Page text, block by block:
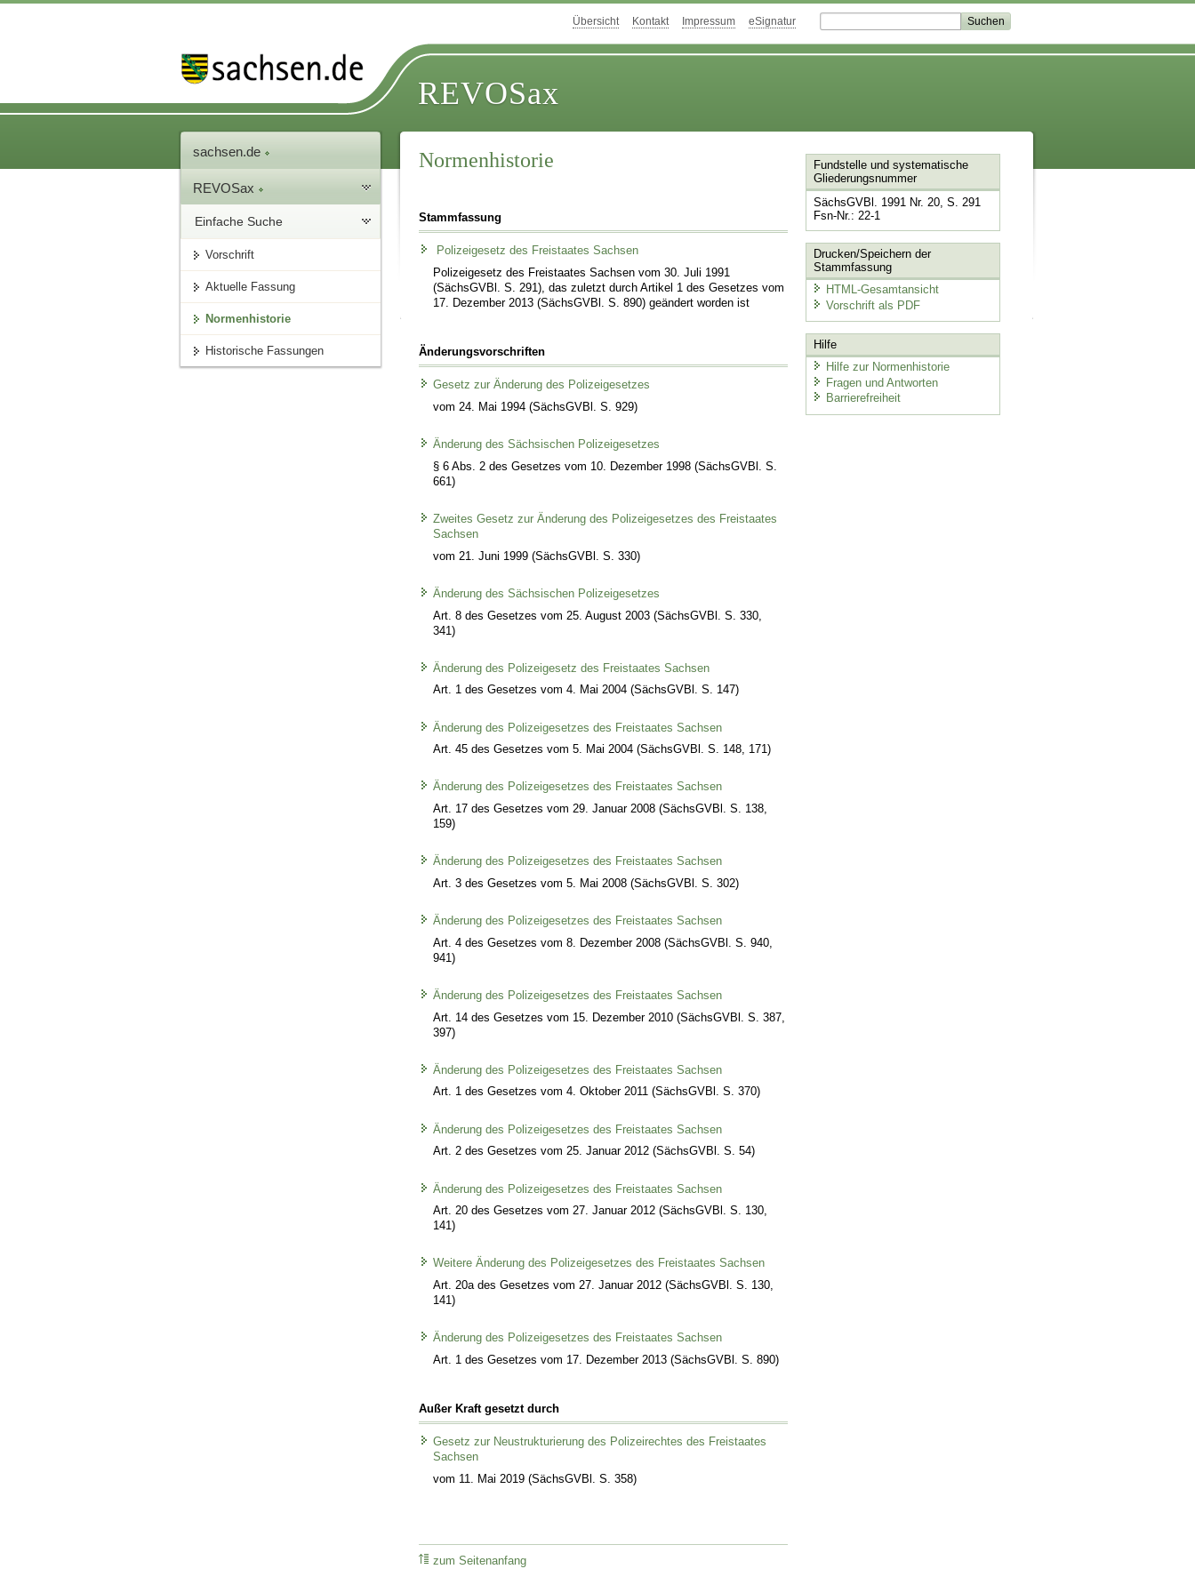
Übersicht Kontakt Impressum eSignatur
REVOSax
sachsen.de
REVOSax
Einfache Suche
Vorschrift
Aktuelle Fassung
Normenhistorie
Historische Fassungen
Normenhistorie
Stammfassung
Polizeigesetz des Freistaates Sachsen
Polizeigesetz des Freistaates Sachsen vom 30. Juli 1991
(SächsGVBl. S. 291), das zuletzt durch Artikel 1 des Gesetzes vom
17. Dezember 2013 (SächsGVBl. S. 890) geändert worden ist
Änderungsvorschriften
Gesetz zur Änderung des Polizeigesetzes
vom 24. Mai 1994 (SächsGVBl. S. 929)
Änderung des Sächsischen Polizeigesetzes
§ 6 Abs. 2 des Gesetzes vom 10. Dezember 1998 (SächsGVBl. S.
661)
Zweites Gesetz zur Änderung des Polizeigesetzes des Freistaates
Sachsen
vom 21. Juni 1999 (SächsGVBl. S. 330)
Änderung des Sächsischen Polizeigesetzes
Art. 8 des Gesetzes vom 25. August 2003 (SächsGVBl. S. 330,
341)
Änderung des Polizeigesetz des Freistaates Sachsen
Art. 1 des Gesetzes vom 4. Mai 2004 (SächsGVBl. S. 147)
Änderung des Polizeigesetzes des Freistaates Sachsen
Art. 45 des Gesetzes vom 5. Mai 2004 (SächsGVBl. S. 148, 171)
Änderung des Polizeigesetzes des Freistaates Sachsen
Art. 17 des Gesetzes vom 29. Januar 2008 (SächsGVBl. S. 138,
159)
Änderung des Polizeigesetzes des Freistaates Sachsen
Art. 3 des Gesetzes vom 5. Mai 2008 (SächsGVBl. S. 302)
Änderung des Polizeigesetzes des Freistaates Sachsen
Art. 4 des Gesetzes vom 8. Dezember 2008 (SächsGVBl. S. 940,
941)
Änderung des Polizeigesetzes des Freistaates Sachsen
Art. 14 des Gesetzes vom 15. Dezember 2010 (SächsGVBl. S. 387,
397)
Änderung des Polizeigesetzes des Freistaates Sachsen
Art. 1 des Gesetzes vom 4. Oktober 2011 (SächsGVBl. S. 370)
Änderung des Polizeigesetzes des Freistaates Sachsen
Art. 2 des Gesetzes vom 25. Januar 2012 (SächsGVBl. S. 54)
Änderung des Polizeigesetzes des Freistaates Sachsen
Art. 20 des Gesetzes vom 27. Januar 2012 (SächsGVBl. S. 130,
141)
Weitere Änderung des Polizeigesetzes des Freistaates Sachsen
Art. 20a des Gesetzes vom 27. Januar 2012 (SächsGVBl. S. 130,
141)
Änderung des Polizeigesetzes des Freistaates Sachsen
Art. 1 des Gesetzes vom 17. Dezember 2013 (SächsGVBl. S. 890)
Außer Kraft gesetzt durch
Gesetz zur Neustrukturierung des Polizeirechtes des Freistaates
Sachsen
vom 11. Mai 2019 (SächsGVBl. S. 358)
zum Seitenanfang
Fundstelle und systematische
Gliederungsnummer
SächsGVBl. 1991 Nr. 20, S. 291
Fsn-Nr.: 22-1
Drucken/Speichern der
Stammfassung
HTML-Gesamtansicht
Vorschrift als PDF
Hilfe
Hilfe zur Normenhistorie
Fragen und Antworten
Barrierefreiheit